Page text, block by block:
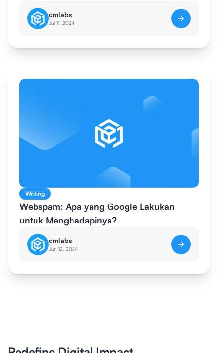
cmlabs
Jul 11, 2024
Writing
Webspam: Apa yang Google Lakukan
untuk Menghadapinya?
cmlabs
Jun 12, 2024